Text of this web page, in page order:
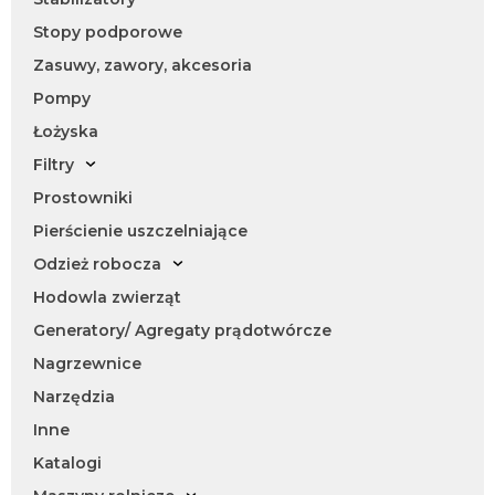
Stopy podporowe
Zasuwy, zawory, akcesoria
Pompy
Łożyska
Filtry
Prostowniki
Pierścienie uszczelniające
Odzież robocza
Hodowla zwierząt
Generatory/ Agregaty prądotwórcze
Nagrzewnice
Narzędzia
Inne
Katalogi